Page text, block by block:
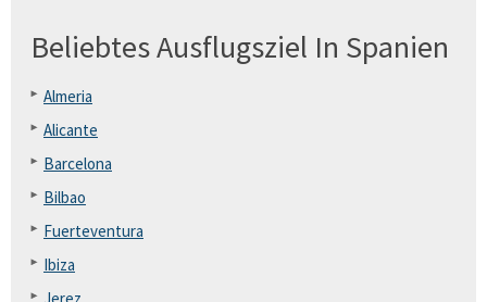
Beliebtes Ausflugsziel In Spanien
Almeria
Alicante
Barcelona
Bilbao
Fuerteventura
Ibiza